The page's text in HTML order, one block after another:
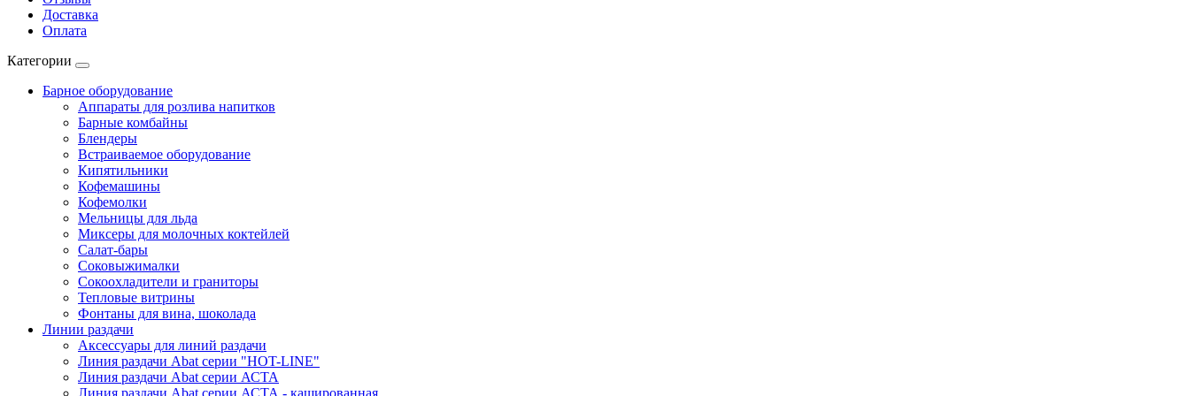
Доставка
Оплата
Категории
Барное оборудование
Аппараты для розлива напитков
Барные комбайны
Блендеры
Встраиваемое оборудование
Кипятильники
Кофемашины
Кофемолки
Мельницы для льда
Миксеры для молочных коктейлей
Салат-бары
Соковыжималки
Сокоохладители и граниторы
Тепловые витрины
Фонтаны для вина, шоколада
Линии раздачи
Аксессуары для линий раздачи
Линия раздачи Abat серии "HOT-LINE"
Линия раздачи Abat серии АСТА
Линия раздачи Abat серии АСТА - кашированная